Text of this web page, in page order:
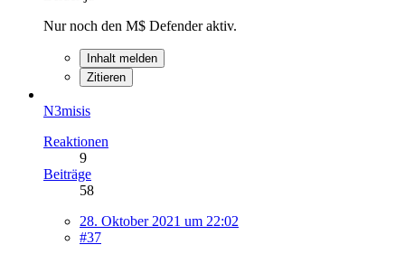
Nur noch den M$ Defender aktiv.
Inhalt melden
Zitieren
N3misis
Reaktionen
9
Beiträge
58
28. Oktober 2021 um 22:02
#37